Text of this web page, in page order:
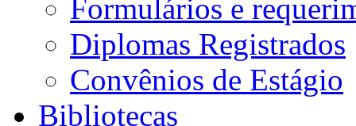
Formulários e
Diplomas Registrados
Convênios de Estágio
Bibliotecas